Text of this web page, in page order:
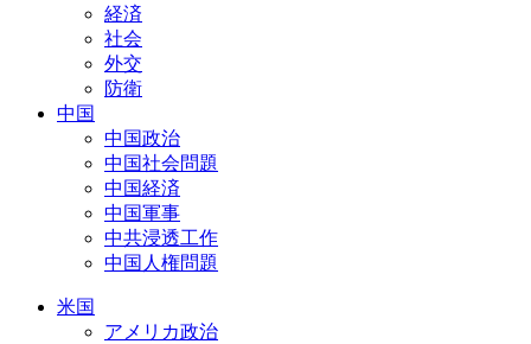
経済
社会
外交
防衛
中国
中国政治
中国社会問題
中国経済
中国軍事
中共浸透工作
中国人権問題
米国
アメリカ政治